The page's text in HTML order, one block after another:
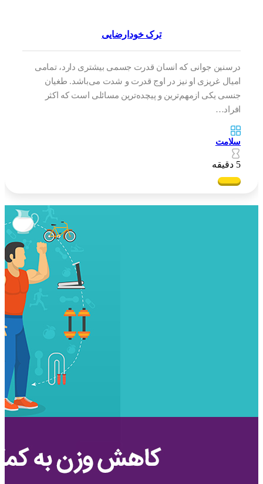
ترک خودارضایی
درسنین جوانی که انسان قدرت جسمی بیشتری دارد، تمامی
امیال غریزی او نیز در اوج قدرت و شدت می‌باشد. طغیان
جنسی یکی ازمهم‌ترین و پیچده‌ترین مسائلی است که اکثر
افراد…
سلامت